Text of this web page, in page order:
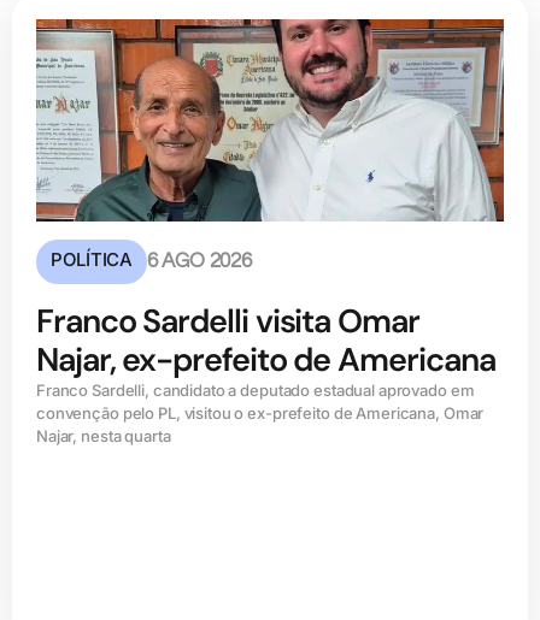
POLÍTICA 6 AGO 2026
Franco Sardelli visita Omar
Najar, ex-prefeito de Americana
Franco Sardelli, candidato a deputado estadual aprovado em
convenção pelo PL, visitou o ex-prefeito de Americana, Omar
Najar, nesta quarta